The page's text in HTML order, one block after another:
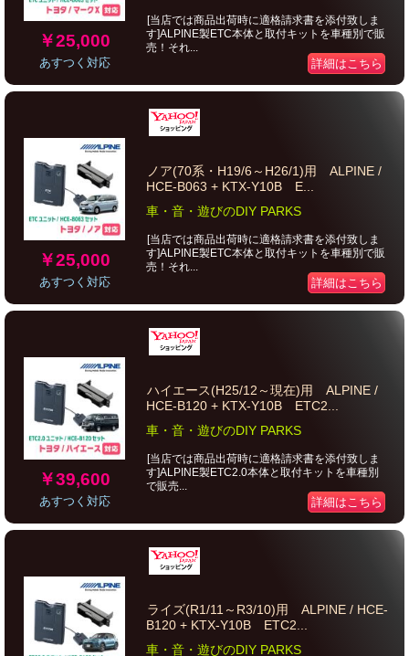
￥25,000
あすつく対応
[当店では商品出荷時に適格請求書を添付致しま
す]ALPINE製ETC本体と取付キットを車種別で販
売！それ...
詳細はこちら
￥25,000
あすつく対応
ノア(70系・H19/6～H26/1)用 ALPINE /
HCE-B063 + KTX-Y10B E...
車・音・遊びのDIY PARKS
[当店では商品出荷時に適格請求書を添付致しま
す]ALPINE製ETC本体と取付キットを車種別で販
売！それ...
詳細はこちら
￥39,600
あすつく対応
ハイエース(H25/12～現在)用 ALPINE /
HCE-B120 + KTX-Y10B ETC2...
車・音・遊びのDIY PARKS
[当店では商品出荷時に適格請求書を添付致しま
す]ALPINE製ETC2.0本体と取付キットを車種別
で販売...
詳細はこちら
ライズ(R1/11～R3/10)用 ALPINE / HCE-
B120 + KTX-Y10B ETC2...
車・音・遊びのDIY PARKS